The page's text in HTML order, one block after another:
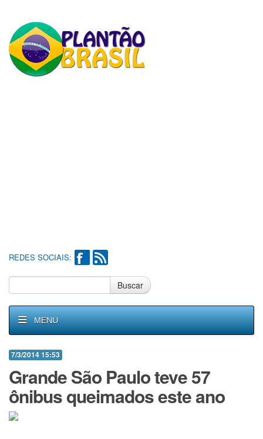
REDES SOCIAIS:
Buscar
MENU
7/3/2014 15:53
Grande São Paulo teve 57
ônibus queimados este ano